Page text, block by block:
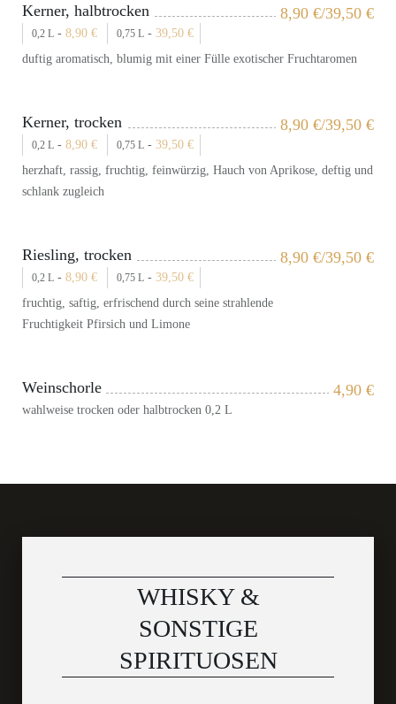
8,90 €/39,50 €
Kerner, halbtrocken
0,2 L - 8,90 € 0,75 L - 39,50 €
duftig aromatisch, blumig mit einer Fülle exotischer Fruchtaromen
8,90 €/39,50 €
Kerner, trocken
0,2 L - 8,90 € 0,75 L - 39,50 €
herzhaft, rassig, fruchtig, feinwürzig, Hauch von Aprikose, deftig und
schlank zugleich
8,90 €/39,50 €
Riesling, trocken
0,2 L - 8,90 € 0,75 L - 39,50 €
fruchtig, saftig, erfrischend durch seine strahlende
Fruchtigkeit Pfirsich und Limone
4,90 €
Weinschorle
wahlweise trocken oder halbtrocken 0,2 L
WHISKY &
SONSTIGE
SPIRITUOSEN